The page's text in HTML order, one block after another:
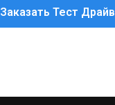
Заказать Тест Драйв